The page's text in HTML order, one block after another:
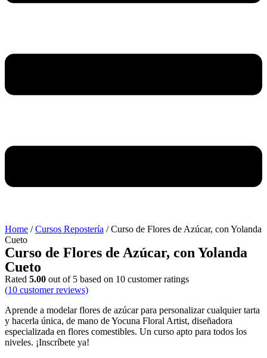
Home /Cursos Repostería / Curso de Flores de Azúcar, con Yolanda
Cueto
Curso de Flores de Azúcar, con Yolanda
Cueto
Rated 5.00 out of 5 based on 10 customer ratings
(10 customer reviews)
Aprende a modelar flores de azúcar para personalizar cualquier tarta
y hacerla única, de mano de Yocuna Floral Artist, diseñadora
especializada en flores comestibles. Un curso apto para todos los
niveles. ¡Inscríbete ya!